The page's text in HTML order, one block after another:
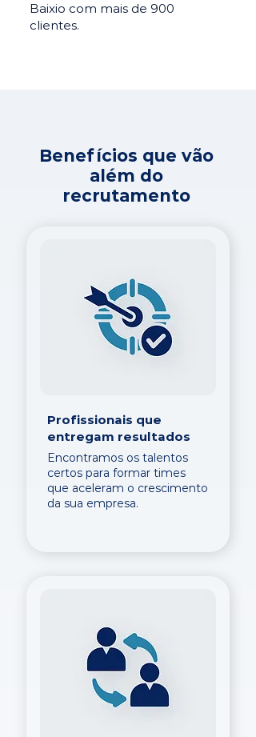
Baixio com mais de 900
clientes.
Benefícios que vão
além do
recrutamento
Profissionais que
entregam resultados
Encontramos os talentos
certos para formar times
que aceleram o crescimento
da sua empresa.